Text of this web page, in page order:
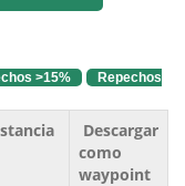
>15%
Repechos
Descargar
como
waypoint